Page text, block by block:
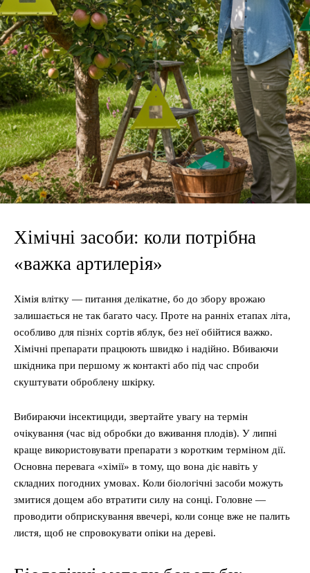
Хімічні засоби: коли потрібна
«важка артилерія»
Хімія влітку — питання делікатне, бо до збору врожаю
залишається не так багато часу. Проте на ранніх етапах літа,
особливо для пізніх сортів яблук, без неї обійтися важко.
Хімічні препарати працюють швидко і надійно. Вбиваючи
шкідника при першому ж контакті або під час спроби
скуштувати оброблену шкірку.
Вибираючи інсектициди, звертайте увагу на термін
очікування (час від обробки до вживання плодів). У липні
краще використовувати препарати з коротким терміном дії.
Основна перевага «хімії» в тому, що вона діє навіть у
складних погодних умовах. Коли біологічні засоби можуть
змитися дощем або втратити силу на сонці. Головне —
проводити обприскування ввечері, коли сонце вже не палить
листя, щоб не спровокувати опіки на дереві.